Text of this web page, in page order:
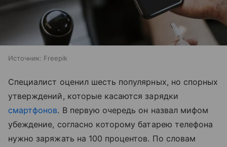
Источник: Freepik
Специалист оценил шесть популярных, но спорных
утверждений, которые касаются зарядки
смартфонов. В первую очередь он назвал мифом
убеждение, согласно которому батарею телефона
нужно заряжать на 100 процентов. По словам